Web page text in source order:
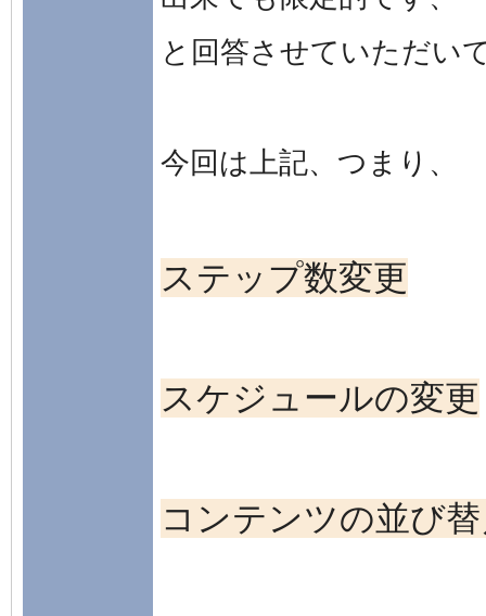
と回答させていただい
今回は上記、つまり、
ステップ数変更
スケジュールの変更
コンテンツの並び